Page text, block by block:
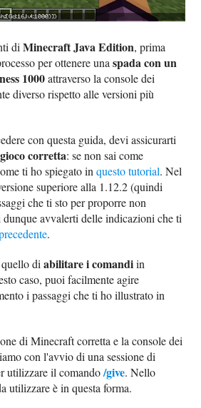
diMinecraft Java Edition, prima
per ottenere unaspada con un
1000attraverso la console dei
diverso rispetto alle versioni più
con questa guida, devi assicurarti
corretta: se non sai come
ti ho spiegato inquesto tutorial. Nel
superiore alla 1.12.2 (quindi
che ti sto per proporre non
avvalerti delle indicazioni che ti
.
quello diabilitare i comandiin
caso, puoi facilmente agire
i passaggi che ti ho illustrato in
di Minecraft corretta e la console dei
con l'avvio di una sessione di
utilizzare il comando/give. Nello
utilizzare è in questa forma.